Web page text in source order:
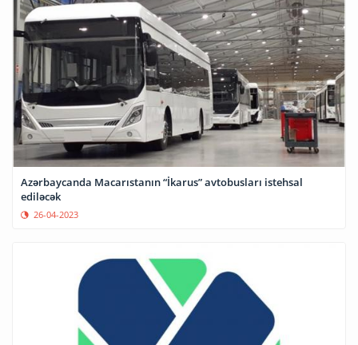
Azərbaycanda Macarıstanın “İkarus” avtobusları istehsal
ediləcək
26-04-2023